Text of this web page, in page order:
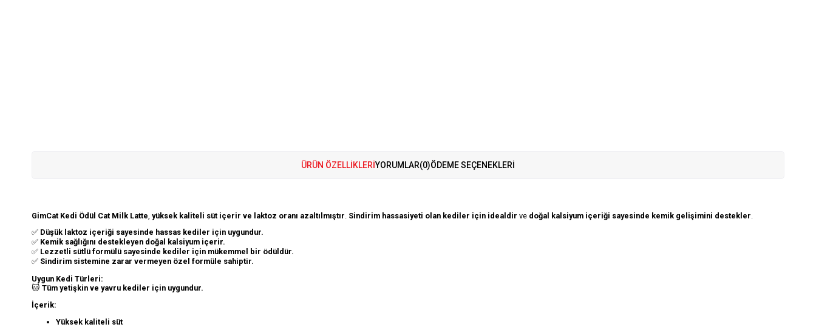
ÜRÜN ÖZELLIKLERIYORUMLAR(0)ÖDEME SEÇENEKLERI
GimCat Kedi Ödül Cat Milk Latte yüksek kaliteli süt içerir ve laktoz oranı azaltılmıştır Sindirim hassasiyeti olan kediler için idealdir ve doğal kalsiyum içeriği sayesinde kemik gelişimini destekler
✅ Düşük laktoz içeriği sayesinde hassas kediler için uygundur.
✅ Kemik sağlığını destekleyen doğal kalsiyum içerir.
✅ Lezzetli sütlü formülü sayesinde kediler için mükemmel bir ödüldür.
✅ Sindirim sistemine zarar vermeyen özel formüle sahiptir.
Uygun Kedi Türleri:
🐱 Tüm yetişkin ve yavru kediler için uygundur.
İçerik:
Yüksek kaliteli süt